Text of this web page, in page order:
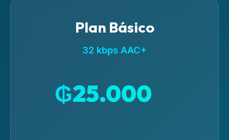
Plan Básico
32 kbps AAC+
₲25.000